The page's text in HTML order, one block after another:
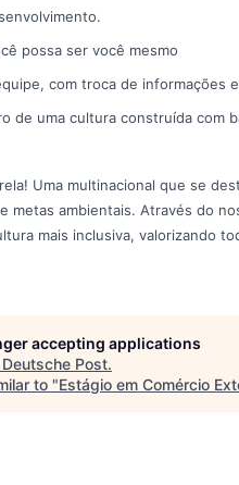
possa ser você mesmo
com troca de informações
de uma cultura construída com
Uma multinacional que se
metas ambientais. Através do
mais inclusiva, valorizando
accepting applications
Deutsche Post.
to "Estágio em Comércio